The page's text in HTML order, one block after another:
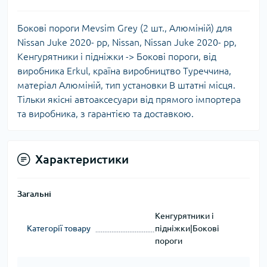
Бокові пороги Mevsim Grey (2 шт., Алюміній) для
Nissan Juke 2020- рр, Nissan, Nissan Juke 2020- рр,
Кенгурятники і підніжки -> Бокові пороги, від
виробника Erkul, країна виробництво Туреччина,
матеріал Алюміній, тип установки В штатні місця.
Тільки якісні автоаксесуари від прямого імпортера
та виробника, з гарантією та доставкою.
Характеристики
Загальні
Категорії товару
Кенгурятники і
підніжки|Бокові
пороги